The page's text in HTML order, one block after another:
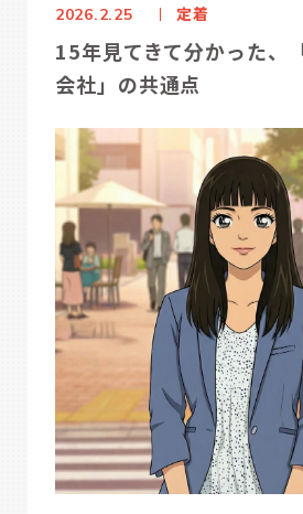
2026.2.25 定着
15年見てきて分かった、
会社」の共通点